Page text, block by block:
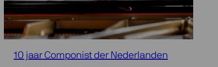
10 jaar Componist der Nederlanden